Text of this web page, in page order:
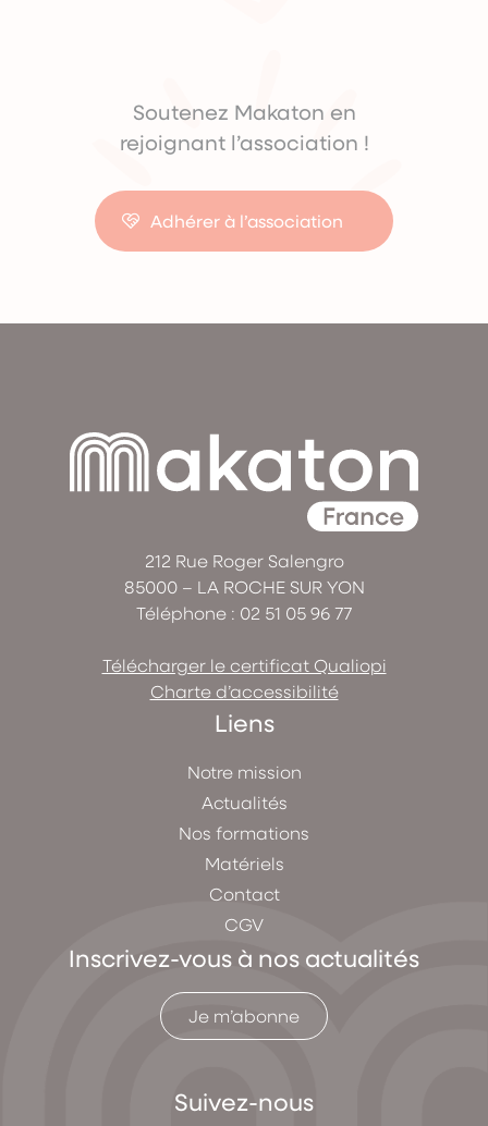
Soutenez Makaton en
rejoignant l’association !
Adhérer à l’association
212 Rue Roger Salengro
85000 – LA ROCHE SUR YON
Téléphone : 02 51 05 96 77
Télécharger le certificat Qualiopi
Charte d’accessibilité
Liens
Notre mission
Actualités
Nos formations
Matériels
Contact
CGV
Inscrivez-vous à nos actualités
Je m’abonne
Suivez-nous